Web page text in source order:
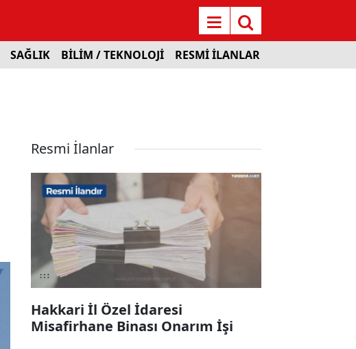
SAĞLIK BİLİM / TEKNOLOJİ RESMİ İLANLAR
Resmi İlanlar
Hakkari İl Özel İdaresi
Misafirhane Binası Onarım İşi